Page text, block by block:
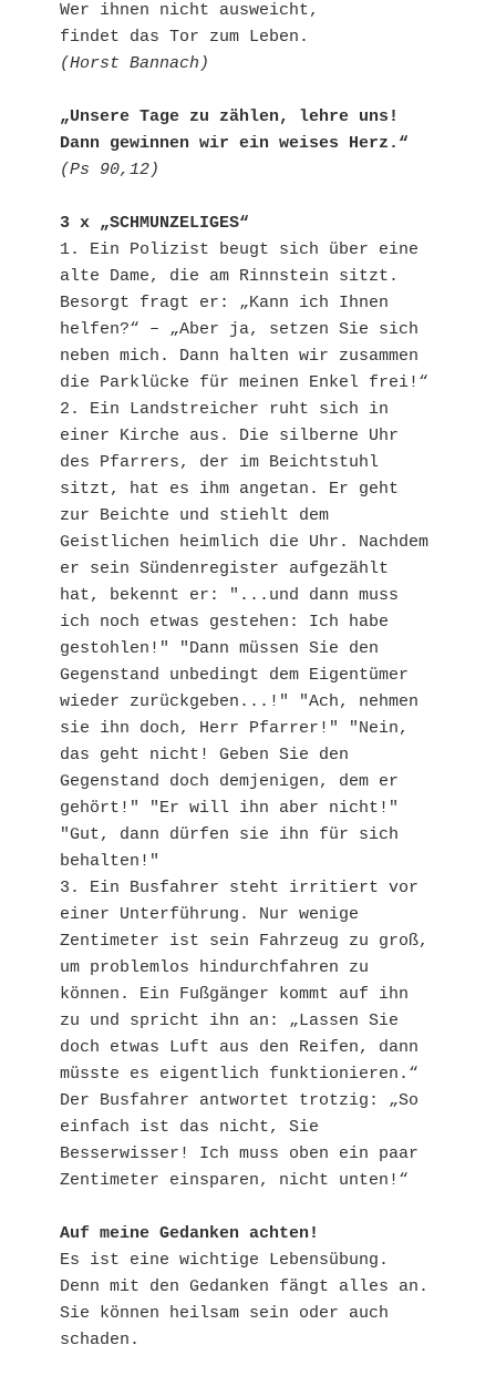
Wer ihnen nicht ausweicht,
(Horst Bannach)
„Unsere Tage zu zählen, lehre uns!
Dann gewinnen wir ein weises Herz.“
(Ps 90,12)
3 x „SCHMUNZELIGES“
1. Ein Polizist beugt sich über eine
alte Dame, die am Rinnstein sitzt.
Besorgt fragt er: „Kann ich Ihnen
helfen?“ – „Aber ja, setzen Sie sich
neben mich. Dann halten wir zusammen
die Parklücke für meinen Enkel frei!“
2. Ein Landstreicher ruht sich in
einer Kirche aus. Die silberne Uhr
des Pfarrers, der im Beichtstuhl
sitzt, hat es ihm angetan. Er geht
zur Beichte und stiehlt dem
Geistlichen heimlich die Uhr. Nachdem
er sein Sündenregister aufgezählt
hat, bekennt er: "...und dann muss
ich noch etwas gestehen: Ich habe
gestohlen!" "Dann müssen Sie den
Gegenstand unbedingt dem Eigentümer
wieder zurückgeben...!" "Ach, nehmen
sie ihn doch, Herr Pfarrer!" "Nein,
das geht nicht! Geben Sie den
Gegenstand doch demjenigen, dem er
gehört!" "Er will ihn aber nicht!"
"Gut, dann dürfen sie ihn für sich
behalten!"
3. Ein Busfahrer steht irritiert vor
einer Unterführung. Nur wenige
Zentimeter ist sein Fahrzeug zu groß,
um problemlos hindurchfahren zu
können. Ein Fußgänger kommt auf ihn
zu und spricht ihn an: „Lassen Sie
doch etwas Luft aus den Reifen, dann
müsste es eigentlich funktionieren.“
Der Busfahrer antwortet trotzig: „So
einfach ist das nicht, Sie
Besserwisser! Ich muss oben ein paar
Zentimeter einsparen, nicht unten!“
Auf meine Gedanken achten!
Es ist eine wichtige Lebensübung.
Denn mit den Gedanken fängt alles an.
Sie können heilsam sein oder auch